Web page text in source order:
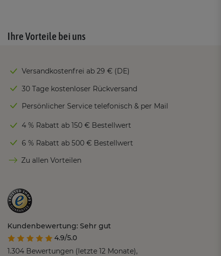
Ihre Vorteile bei uns
Versandkostenfrei ab 29 € (DE)
30 Tage kostenloser Rückversand
Persönlicher Service telefonisch & per Mail
4 % Rabatt ab 150 € Bestellwert
6 % Rabatt ab 500 € Bestellwert
Zu allen Vorteilen
Kundenbewertung: Sehr gut
4.9/5.0
1.304 Bewertungen (letzte 12 Monate),